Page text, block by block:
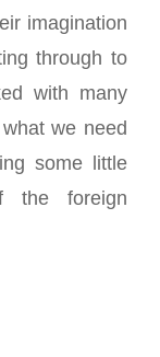
imagination
through to
with many
we need
some little
the foreign